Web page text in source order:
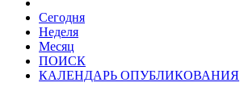
Сегодня
Неделя
Месяц
ПОИСК
КАЛЕНДАРЬ ОПУБЛИКОВАНИЯ